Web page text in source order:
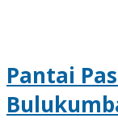
Pantai